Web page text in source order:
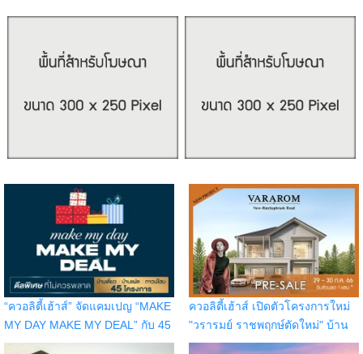
“ควอลิตี้เฮ้าส์” จัดแคมเปญ “MAKE
MY DAY MAKE MY DEAL” กับ 45
โครงการ บนทำเลกรุงเทพฯ
ควอลิตี้เฮ้าส์ เปิดตัวโครงการใหม่
"วรารมย์ ราชพฤกษ์ตัดใหม่" บ้าน
เดี่ยวติดถนนราชพฤกษ์ เปิดจอง